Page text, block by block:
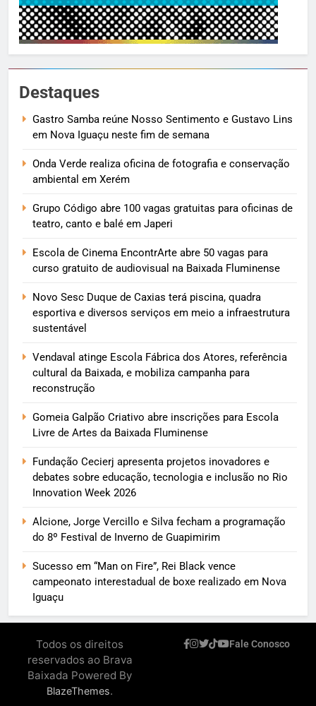
Destaques
Gastro Samba reúne Nosso Sentimento e Gustavo Lins
em Nova Iguaçu neste fim de semana
Onda Verde realiza oficina de fotografia e conservação
ambiental em Xerém
Grupo Código abre 100 vagas gratuitas para oficinas de
teatro, canto e balé em Japeri
Escola de Cinema EncontrArte abre 50 vagas para
curso gratuito de audiovisual na Baixada Fluminense
Novo Sesc Duque de Caxias terá piscina, quadra
esportiva e diversos serviços em meio a infraestrutura
sustentável
Vendaval atinge Escola Fábrica dos Atores, referência
cultural da Baixada, e mobiliza campanha para
reconstrução
Gomeia Galpão Criativo abre inscrições para Escola
Livre de Artes da Baixada Fluminense
Fundação Cecierj apresenta projetos inovadores e
debates sobre educação, tecnologia e inclusão no Rio
Innovation Week 2026
Alcione, Jorge Vercillo e Silva fecham a programação
do 8º Festival de Inverno de Guapimirim
Sucesso em “Man on Fire”, Rei Black vence
campeonato interestadual de boxe realizado em Nova
Iguaçu
Todos os direitos
reservados ao Brava
Baixada Powered By
BlazeThemes.
Fale Conosco